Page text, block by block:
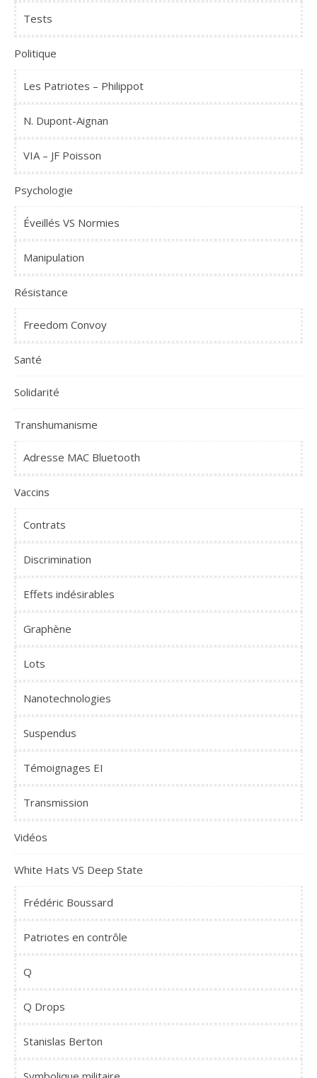
Tests
Politique
Les Patriotes – Philippot
N. Dupont-Aignan
VIA – JF Poisson
Psychologie
Éveillés VS Normies
Manipulation
Résistance
Freedom Convoy
Santé
Solidarité
Transhumanisme
Adresse MAC Bluetooth
Vaccins
Contrats
Discrimination
Effets indésirables
Graphène
Lots
Nanotechnologies
Suspendus
Témoignages EI
Transmission
Vidéos
White Hats VS Deep State
Frédéric Boussard
Patriotes en contrôle
Q
Q Drops
Stanislas Berton